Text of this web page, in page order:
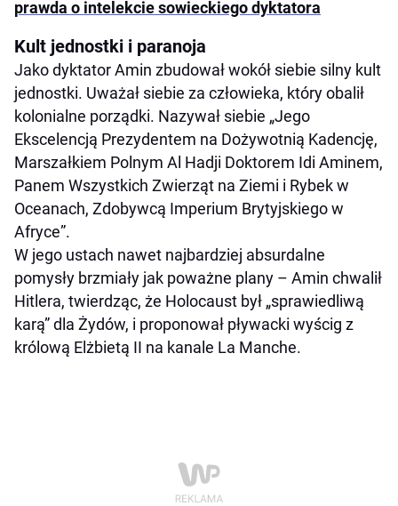
prawda o intelekcie sowieckiego dyktatora
Kult jednostki i paranoja
Jako dyktator Amin zbudował wokół siebie silny kult
jednostki. Uważał siebie za człowieka, który obalił
kolonialne porządki. Nazywał siebie „Jego
Ekscelencją Prezydentem na Dożywotnią Kadencję,
Marszałkiem Polnym Al Hadji Doktorem Idi Aminem,
Panem Wszystkich Zwierząt na Ziemi i Rybek w
Oceanach, Zdobywcą Imperium Brytyjskiego w
Afryce”.
W jego ustach nawet najbardziej absurdalne
pomysły brzmiały jak poważne plany – Amin chwalił
Hitlera, twierdząc, że Holocaust był „sprawiedliwą
karą” dla Żydów, i proponował pływacki wyścig z
królową Elżbietą II na kanale La Manche.